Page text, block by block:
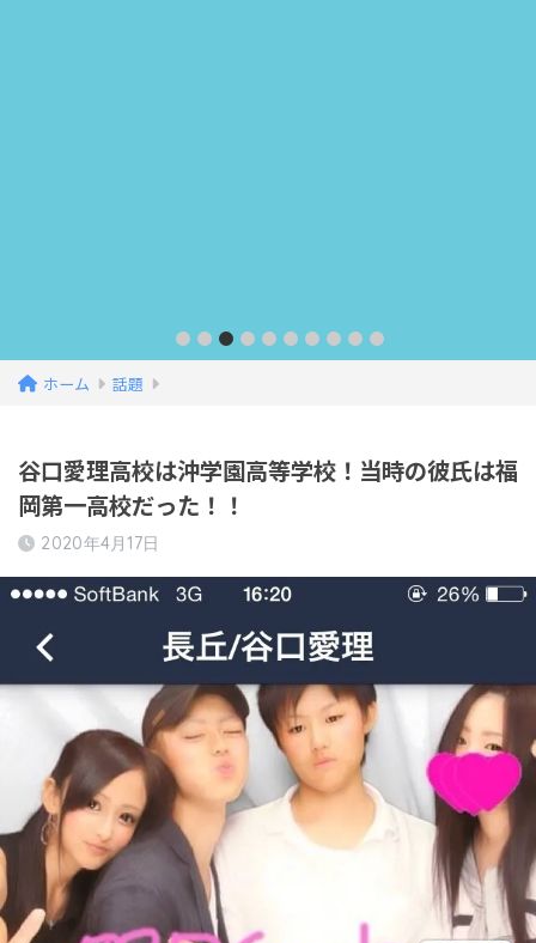
ホーム 話題
谷口愛理高校は沖学園高等学校！当時の彼氏は福
岡第一高校だった！！
2020年4月17日